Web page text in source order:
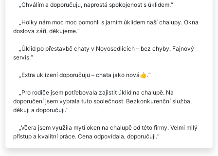
Chválím a doporučuju, naprostá spokojenost s úklidem.
Holky nám moc moc pomohli s jarním úklidem naší chalupy. Okna
doslova září, děkujeme.
Úklid po přestavbě chaty v Novosedlicích – bez chyby. Fajnový
servis.
Extra uklízení doporučuju – chata jako nová👍.
Pro rodiče jsem potřebovala zajistit úklid na chalupě. Na
doporučení jsem vybrala tuto společnost. Bezkonkurenční služba,
děkuji a doporučuji.
Včera jsem využila mytí oken na chalupě od této firmy. Velmi milý
přístup a kvalitní práce. Cena odpovídala, doporučuji.